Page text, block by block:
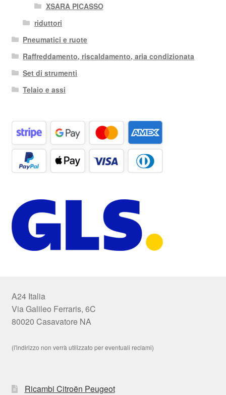
XSARA PICASSO
riduttori
Pneumatici e ruote
Raffreddamento, riscaldamento, aria condizionata
Set di strumenti
Telaio e assi
A24 Italia
Via Galileo Ferraris, 6C
80020 Casavatore NA
(l'indirizzo non verrà utilizzato per eventuali reclami)
Ricambi Citroën Peugeot